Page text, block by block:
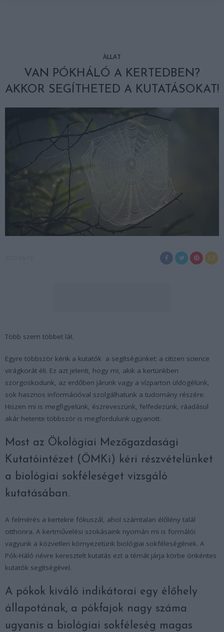
ÁLLAT
VAN PÓKHÁLÓ A KERTEDBEN?
AKKOR SEGÍTHETED A KUTATÁSOKAT!
Több szem többet lát.
Egyre többször kérik a kutatók a segítségünket: a citizen science
virágkorát éli. Ez azt jelenti, hogy mi, akik a kertünkben
szorgoskodunk, az erdőben járunk vagy a vízparton üldögélünk,
sok hasznos információval szolgálhatunk a tudomány részére.
Hiszen mi is megfigyelünk, észreveszünk, felfedezünk, ráadásul
akár hetente többször is megfordulunk ugyanott.
Most az Ökológiai Mezőgazdasági
Kutatóintézet (ÖMKi) kéri részvételünket
a biológiai sokféleséget vizsgáló
kutatásában.
A felmérés a kertekre fókuszál, ahol számtalan élőlény talál
otthonra. A kertművelési szokásaink nyomán mi is formálói
vagyunk a közvetlen környezetünk biológiai sokféleségének. A
Pók-Háló névre keresztelt kutatás ezt a témát járja körbe önkéntes
kutatók segítségével.
A pókok kiváló indikátorai egy élőhely
állapotának, a pókfajok nagy száma
ugyanis a biológiai sokféleség magas